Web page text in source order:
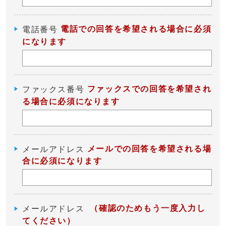
電話番号 電話での回答を希望される場合に必須
になります
ファックス番号 ファックスでの回答を希望され
る場合に必須になります
メールアドレス
メールでの回答を希望される場
合に必須になります
メールアドレス
（確認のためもう一度入力し
てください）